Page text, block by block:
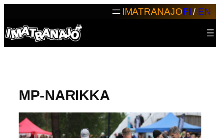
IMATRANAJOFI / EN
MP-NARIKKA